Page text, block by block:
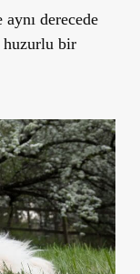
derecede
huzurlu bir